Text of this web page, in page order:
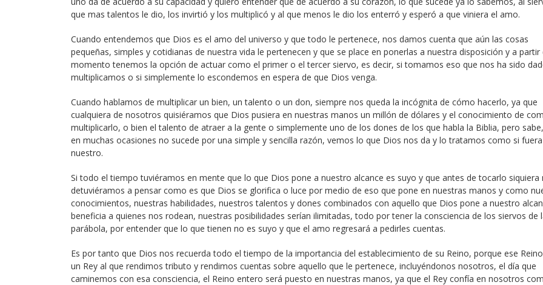
que mas talentos le dio, los invirtió y los multiplicó y al que menos le dio los enterró y esperó a que viniera el amo.
Cuando entendemos que Dios es el amo del universo y que todo le pertenece, nos damos cuenta que aún las cosas
pequeñas, simples y cotidianas de nuestra vida le pertenecen y que se place en ponerlas a nuestra disposición y a partir
momento tenemos la opción de actuar como el primer o el tercer siervo, es decir, si tomamos eso que nos ha sido
multiplicamos o si simplemente lo escondemos en espera de que Dios venga.
Cuando hablamos de multiplicar un bien, un talento o un don, siempre nos queda la incógnita de cómo hacerlo, ya que
cualquiera de nosotros quisiéramos que Dios pusiera en nuestras manos un millón de dólares y el conocimiento de
multiplicarlo, o bien el talento de atraer a la gente o simplemente uno de los dones de los que habla la Biblia, pero
en muchas ocasiones no sucede por una simple y sencilla razón, vemos lo que Dios nos da y lo tratamos como si fuera
nuestro.
Si todo el tiempo tuviéramos en mente que lo que Dios pone a nuestro alcance es suyo y que antes de tocarlo siquiera
detuviéramos a pensar como es que Dios se glorifica o luce por medio de eso que pone en nuestras manos y como
conocimientos, nuestras habilidades, nuestros talentos y dones combinados con aquello que Dios pone a nuestro
beneficia a quienes nos rodean, nuestras posibilidades serían ilimitadas, todo por tener la consciencia de los siervos de
parábola, por entender que lo que tienen no es suyo y que el amo regresará a pedirles cuentas.
Es por tanto que Dios nos recuerda todo el tiempo de la importancia del establecimiento de su Reino, porque ese
un Rey al que rendimos tributo y rendimos cuentas sobre aquello que le pertenece, incluyéndonos nosotros, el día que
caminemos con esa consciencia, el Reino entero será puesto en nuestras manos, ya que el Rey confía en nosotros